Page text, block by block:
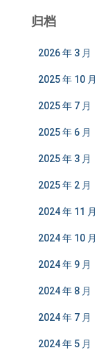
归档
2026 年 3 月
2025 年 10 月
2025 年 7 月
2025 年 6 月
2025 年 3 月
2025 年 2 月
2024 年 11 月
2024 年 10 月
2024 年 9 月
2024 年 8 月
2024 年 7 月
2024 年 5 月